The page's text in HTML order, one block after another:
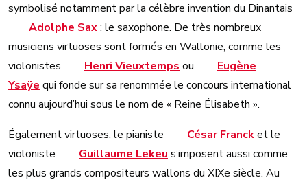
symbolisé notamment par la célèbre invention du Dinantais
Adolphe Sax: le saxophone. De très nombreux
musiciens virtuoses sont formés en Wallonie, comme les
violonistes
Henri Vieuxtemps ou
Eugène
Ysaÿe qui fonde sur sa renommée le concours international
connu aujourd’hui sous le nom de « Reine Élisabeth ».
Également virtuoses, le pianiste
César Francket le
violoniste
Guillaume Lekeu s’imposent aussi comme
les plus grands compositeurs wallons du XIXe siècle. Au